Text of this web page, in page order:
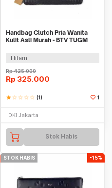
Handbag Clutch Pria Wanita
Kulit Asli Murah - BTV TUGM
Hitam
Rp425.000
Rp 325.000
starstar_borderstar_borderstar_borderstar_border (1) 1
DKI Jakarta
Stok Habis
STOK HABIS -15%